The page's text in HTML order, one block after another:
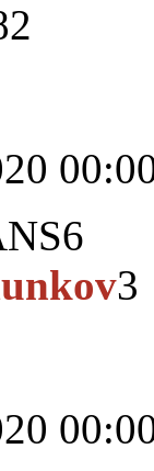
2
6
3